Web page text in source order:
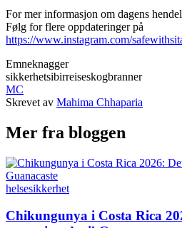
For mer informasjon om dagens
Følg for flere oppdateringer på
https://www.instagram.com/
Emneknagger
sikkerhetsibirreiseskogbranner
MC
Skrevet av Mahima Chhaparia
Mer fra bloggen
helsesikkerhet
Chikungunya i Costa Rica